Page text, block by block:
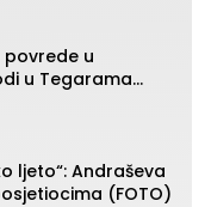
u
u Tegarama
ljeto“: Andraševa
(FOTO)